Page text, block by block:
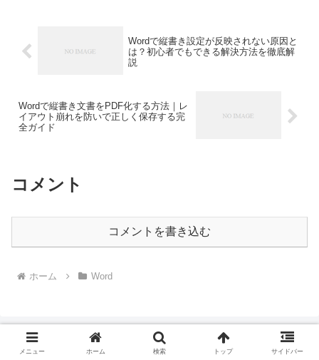
Wordで縦書き設定が反映されない原因と
は？初心者でもできる解決方法を徹底解
説
Wordで縦書き文書をPDF化する方法｜レ
イアウト崩れを防いで正しく保存する完
全ガイド
コメント
コメントを書き込む
ホーム Word
メニュー ホーム 検索 トップ サイドバー